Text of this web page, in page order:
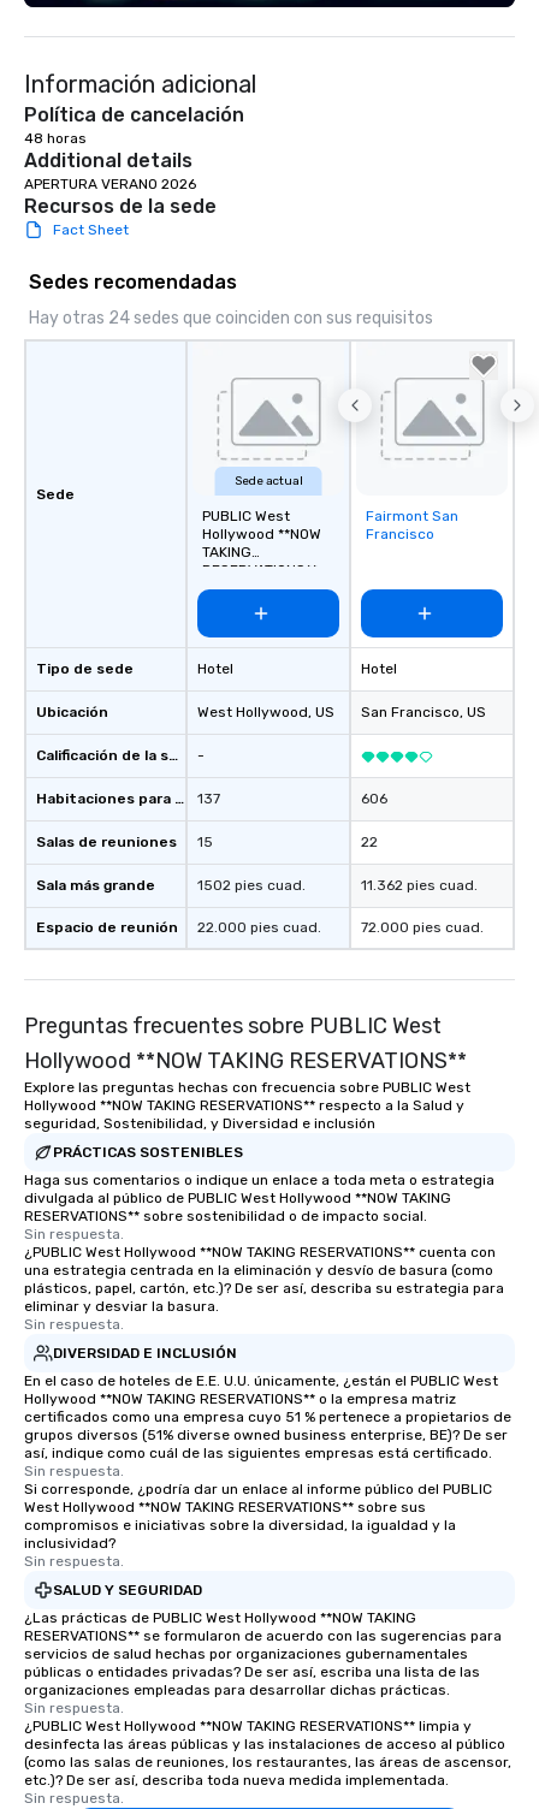
across multiple time zones. Let’s craft
Información adicional
Política de cancelación
48 horas
Additional details
APERTURA VERANO 2026
Recursos de la sede
Fact Sheet
Sedes recomendadas
Hay otras 24 sedes que coinciden con sus requisitos
Sede
Tipo de sede
Ubicación
Calificación de la sede
Habitaciones para huéspedes
Salas de reuniones
Sala más grande
Espacio de reunión
Sede actual
PUBLIC West
Hollywood **NOW
TAKING
RESERVATIONS**
Hotel
West Hollywood, US
-
137
15
1502 pies cuad.
22.000 pies cuad.
Removed from
favorites
Fairmont San
Francisco
Hotel
San Francisco, US
606
22
11.362 pies cuad.
72.000 pies cuad.
Preguntas frecuentes sobre PUBLIC West
Hollywood **NOW TAKING RESERVATIONS**
Explore las preguntas hechas con frecuencia sobre PUBLIC West
Hollywood **NOW TAKING RESERVATIONS** respecto a la Salud y
seguridad, Sostenibilidad, y Diversidad e inclusión
PRÁCTICAS SOSTENIBLES
Haga sus comentarios o indique un enlace a toda meta o estrategia
divulgada al público de PUBLIC West Hollywood **NOW TAKING
RESERVATIONS** sobre sostenibilidad o de impacto social.
Sin respuesta.
¿PUBLIC West Hollywood **NOW TAKING RESERVATIONS** cuenta con
una estrategia centrada en la eliminación y desvío de basura (como
plásticos, papel, cartón, etc.)? De ser así, describa su estrategia para
eliminar y desviar la basura.
Sin respuesta.
DIVERSIDAD E INCLUSIÓN
En el caso de hoteles de E.E. U.U. únicamente, ¿están el PUBLIC West
Hollywood **NOW TAKING RESERVATIONS** o la empresa matriz
certificados como una empresa cuyo 51 % pertenece a propietarios de
grupos diversos (51% diverse owned business enterprise, BE)? De ser
así, indique como cuál de las siguientes empresas está certificado.
Sin respuesta.
Si corresponde, ¿podría dar un enlace al informe público del PUBLIC
West Hollywood **NOW TAKING RESERVATIONS** sobre sus
compromisos e iniciativas sobre la diversidad, la igualdad y la
inclusividad?
Sin respuesta.
SALUD Y SEGURIDAD
¿Las prácticas de PUBLIC West Hollywood **NOW TAKING
RESERVATIONS** se formularon de acuerdo con las sugerencias para
servicios de salud hechas por organizaciones gubernamentales
públicas o entidades privadas? De ser así, escriba una lista de las
organizaciones empleadas para desarrollar dichas prácticas.
Sin respuesta.
¿PUBLIC West Hollywood **NOW TAKING RESERVATIONS** limpia y
desinfecta las áreas públicas y las instalaciones de acceso al público
(como las salas de reuniones, los restaurantes, las áreas de ascensor,
etc.)? De ser así, describa toda nueva medida implementada.
Sin respuesta.